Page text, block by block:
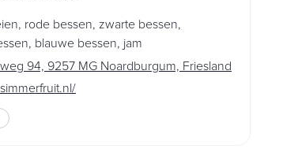
, rode bessen, zwarte bessen,
, blauwe bessen, jam
94, 9257 MG Noardburgum, Friesland